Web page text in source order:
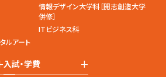
情報デザイン大学科［開志創造大学
併修］
ITビジネス科
ルアート
入試・学費 +